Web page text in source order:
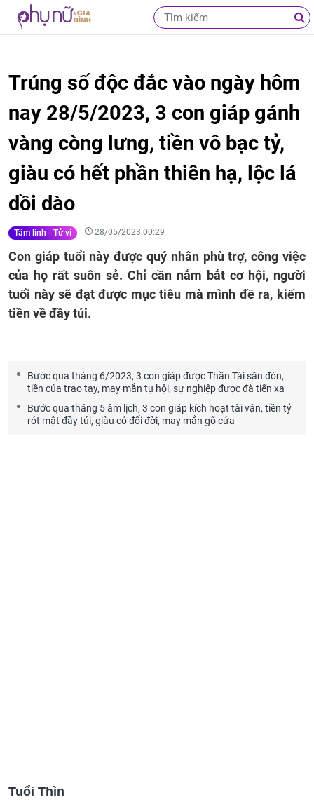
Trúng số độc đắc vào ngày hôm
nay 28/5/2023, 3 con giáp gánh
vàng còng lưng, tiền vô bạc tỷ,
giàu có hết phần thiên hạ, lộc lá
dồi dào
Tâm linh - Tử vi 28/05/2023 00:29
Con giáp tuổi này được quý nhân phù trợ, công việc
của họ rất suôn sẻ. Chỉ cần nắm bắt cơ hội, người
tuổi này sẽ đạt được mục tiêu mà mình đề ra, kiếm
tiền về đầy túi.
Bước qua tháng 6/2023, 3 con giáp được Thần Tài săn đón,
tiền của trao tay, may mắn tụ hội, sự nghiệp được đà tiến xa
Bước qua tháng 5 âm lịch, 3 con giáp kích hoạt tài vận, tiền tỷ
rót mật đầy túi, giàu có đổi đời, may mắn gõ cửa
Tuổi Thìn